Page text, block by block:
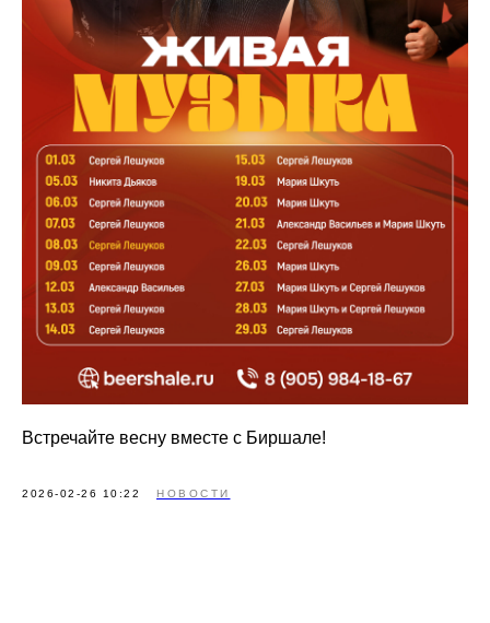
Встречайте весну вместе с Биршале!
2026-02-26 10:22 НОВОСТИ